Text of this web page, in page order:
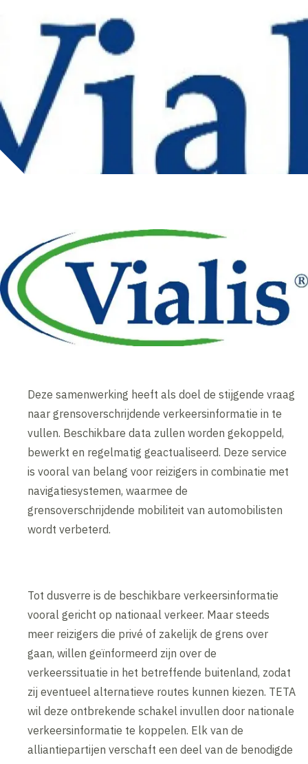
Deze samenwerking heeft als doel de stijgende vraag
naar grensoverschrijdende verkeersinformatie in te
vullen. Beschikbare data zullen worden gekoppeld,
bewerkt en regelmatig geactualiseerd. Deze service
is vooral van belang voor reizigers in combinatie met
navigatiesystemen, waarmee de
grensoverschrijdende mobiliteit van automobilisten
wordt verbeterd.
Tot dusverre is de beschikbare verkeersinformatie
vooral gericht op nationaal verkeer. Maar steeds
meer reizigers die privé of zakelijk de grens over
gaan, willen geïnformeerd zijn over de
verkeerssituatie in het betreffende buitenland, zodat
zij eventueel alternatieve routes kunnen kiezen. TETA
wil deze ontbrekende schakel invullen door nationale
verkeersinformatie te koppelen. Elk van de
alliantiepartijen verschaft een deel van de benodigde